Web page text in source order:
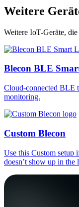
Weitere
Weitere IoT-Geräte,
Blecon BLE
Cloud-connected BLE
monitoring.
Custom Blecon
Use this Custom setup
doesn’t show up in